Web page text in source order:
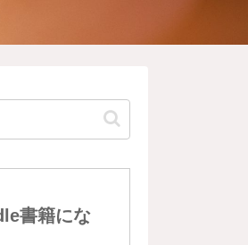
書籍にな